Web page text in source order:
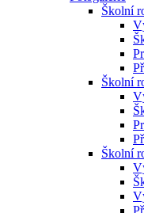
Školní
Školní
Školní